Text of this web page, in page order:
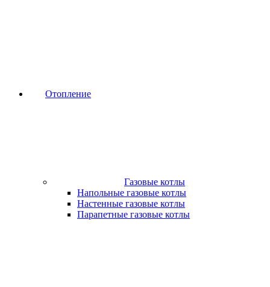
Отопление
Газовые котлы
Напольные газовые котлы
Настенные газовые котлы
Парапетные газовые котлы